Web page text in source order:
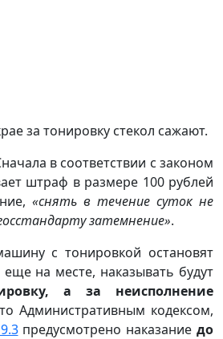
за тонировку стекол сажают.
в соответствии с законом
штраф в размере 100 рублей
«снять в течение суток не
затемнение».
с тонировкой остановят
на месте, наказывать будут
а за неисполнение
Административным кодексом,
предусмотрено наказаниедо